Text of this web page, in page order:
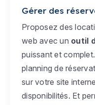
Gérer des
Proposez des
web avec un outil
puissant et
planning de
sur votre site
disponibilités. Et